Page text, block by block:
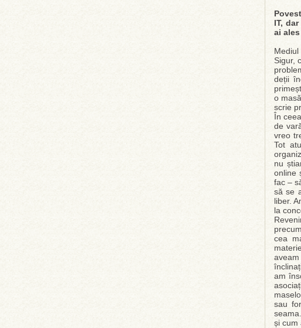
IT,
ai
Sigur,
deții
o
scrie
În
de
vreo
Tot
nu
online
fac –
să se
liber.
la
cea
am
sau
și cum